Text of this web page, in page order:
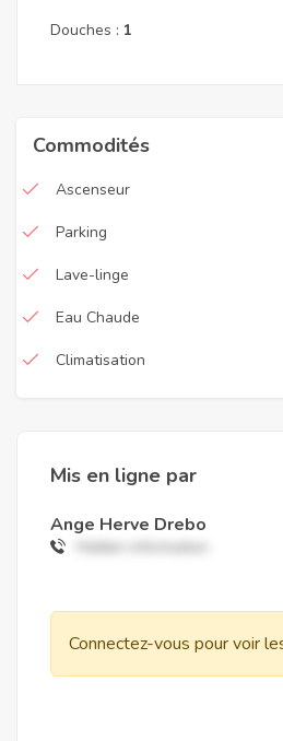
Douches : 1
Commodités
Ascenseur
Parking
Lave-linge
Eau Chaude
Climatisation
Mis en ligne par
Ange Herve Drebo
Hidden information
Connectez-vous pour voir